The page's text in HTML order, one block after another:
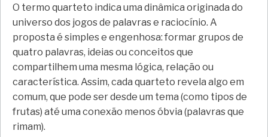
O termo quarteto indica uma dinâmica originada do
universo dos jogos de palavras e raciocínio. A
proposta é simples e engenhosa: formar grupos de
quatro palavras, ideias ou conceitos que
compartilhem uma mesma lógica, relação ou
característica. Assim, cada quarteto revela algo em
comum, que pode ser desde um tema (como tipos de
frutas) até uma conexão menos óbvia (palavras que
rimam).